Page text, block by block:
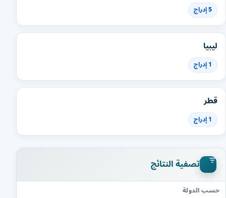
5 إدراج
ليبيا
1 إدراج
قطر
1 إدراج
تصفية النتائج
حسب الدولة